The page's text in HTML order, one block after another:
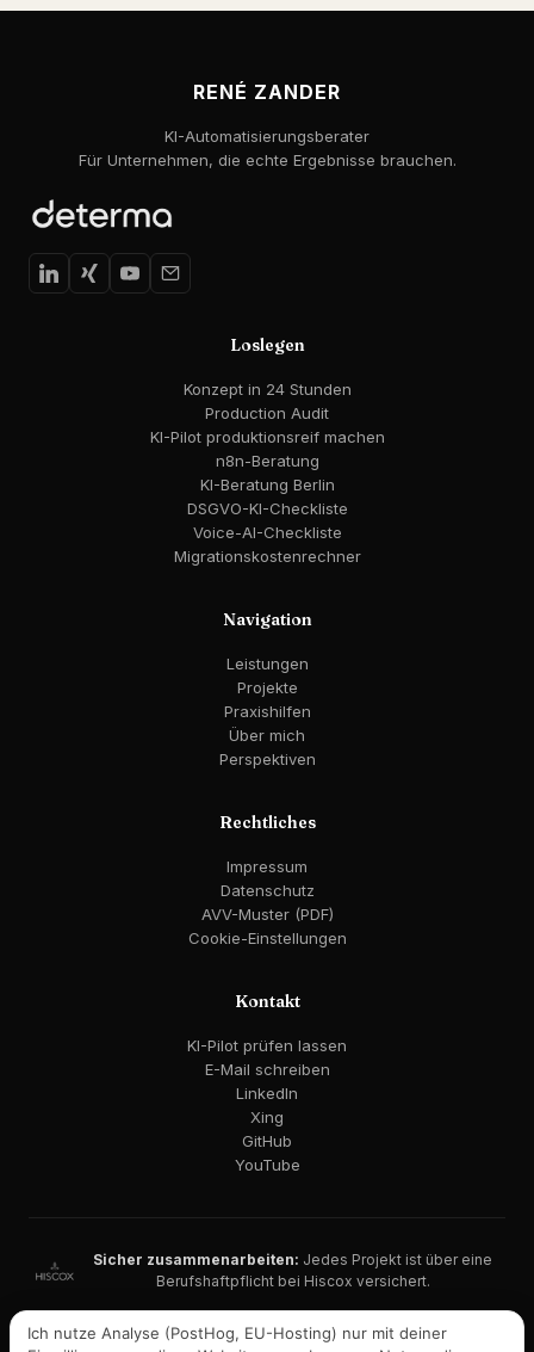
RENÉ ZANDER
KI-Automatisierungsberater
Für Unternehmen, die echte Ergebnisse brauchen.
Loslegen
Konzept in 24 Stunden
Production Audit
KI-Pilot produktionsreif machen
n8n-Beratung
KI-Beratung Berlin
DSGVO-KI-Checkliste
Voice-AI-Checkliste
Migrationskostenrechner
Navigation
Leistungen
Projekte
Praxishilfen
Über mich
Perspektiven
Rechtliches
Impressum
Datenschutz
AVV-Muster (PDF)
Cookie-Einstellungen
Kontakt
KI-Pilot prüfen lassen
E-Mail schreiben
LinkedIn
Xing
GitHub
YouTube
Sicher zusammenarbeiten: Jedes Projekt ist über eine
Berufshaftpflicht bei Hiscox versichert.
DSGVO-konform · EU AI Act berücksichtigt · EU-Hosting möglich
Ich nutze Analyse (PostHog, EU-Hosting) nur mit deiner